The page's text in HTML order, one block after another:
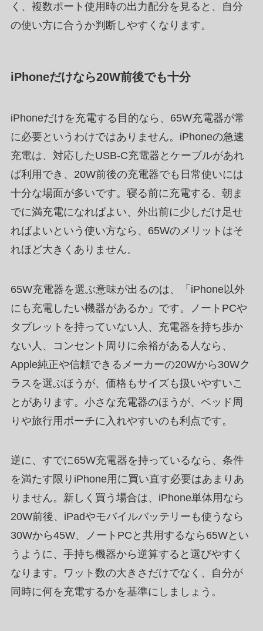
く、複数ポート使用時の出力配分を見ると、自分
の使い方に合うか判断しやすくなります。
iPhoneだけなら20W前後でも十分
iPhoneだけを充電する目的なら、65W充電器が常
に必要というわけではありません。iPhoneの急速
充電は、対応したUSB-C充電器とケーブルがあれ
ば利用でき、20W前後の充電器でも日常使いには
十分な場面が多いです。寝る前に充電する、朝ま
でに満充電になればよい、外出前に少しだけ足せ
ればよいという使い方なら、65Wのメリットはそ
れほど大きくありません。
65W充電器を選ぶ意味が出るのは、「iPhone以外
にも充電したい機器があるか」です。ノートPCや
タブレットを持っていない人、充電器を持ち歩か
ない人、コンセント周りに余裕がある人なら、
Apple純正や信頼できるメーカーの20Wから30Wク
ラスを選ぶほうが、価格もサイズも扱いやすいこ
とがあります。小さな充電器のほうが、ベッド周
りや旅行用ポーチに入れやすいのも利点です。
逆に、すでに65W充電器を持っているなら、条件
を満たす限りiPhone用に買い直す必要はあまりあ
りません。新しく買う場合は、iPhone単体用なら
20W前後、iPadやモバイルバッテリーも使うなら
30Wから45W、ノートPCと共用するなら65Wとい
うように、手持ち機器から逆算すると選びやすく
なります。ワット数の大きさだけでなく、自分が
同時に何を充電するかを基準にしましょう。